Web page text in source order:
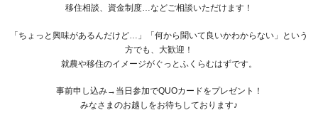
移住相談、資金制度…などご相談いただけます！
「ちょっと興味があるんだけど…」「何から聞いて良いかわからない」という
方でも、大歓迎！
就農や移住のイメージがぐっとふくらむはずです。
事前申し込み→当日参加でQUOカードをプレゼント！
みなさまのお越しをお待ちしております♪